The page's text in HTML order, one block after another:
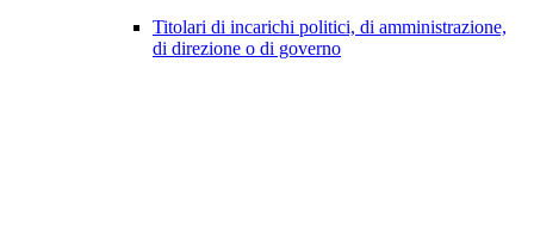
Titolari di incarichi politici, di amministrazione,
di direzione o di governo